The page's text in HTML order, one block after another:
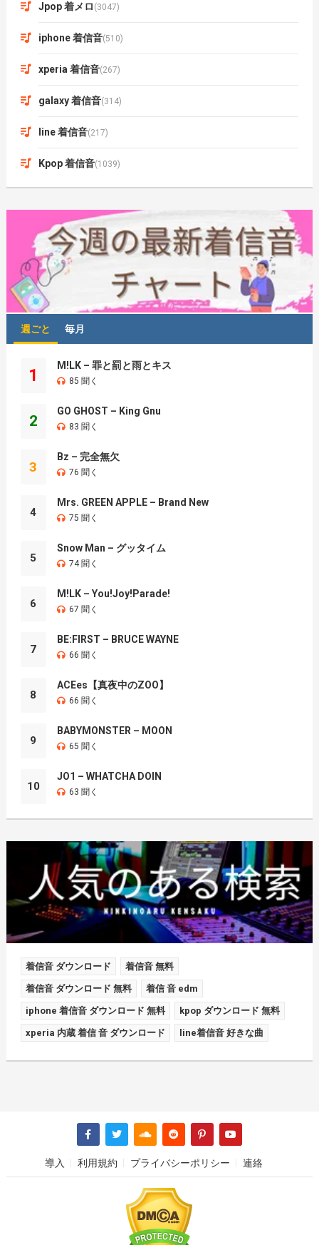
Jpop 着メロ (3047)
iphone 着信音(510)
xperia 着信音(267)
galaxy 着信音(314)
line 着信音(217)
Kpop 着信音(1039)
週ごと 毎月
1
M!LK – 罪と罰と雨とキス
85 聞く
2
GO GHOST – King Gnu
83 聞く
3
Bz – 完全無欠
76 聞く
4
Mrs. GREEN APPLE – Brand New
75 聞く
5
Snow Man – グッタイム
74 聞く
6
M!LK – You!Joy!Parade!
67 聞く
7
BE:FIRST – BRUCE WAYNE
66 聞く
8
ACEes【真夜中のZOO】
66 聞く
9
BABYMONSTER – MOON
65 聞く
10
JO1 – WHATCHA DOIN
63 聞く
着信音 ダウンロード 着信音 無料
着信音 ダウンロード 無料 着信 音 edm
iphone 着信音 ダウンロード 無料 kpop ダウンロード 無料
xperia 内蔵 着信 音 ダウンロード line着信音 好きな曲
導入 利用規約 プライバシーポリシー 連絡